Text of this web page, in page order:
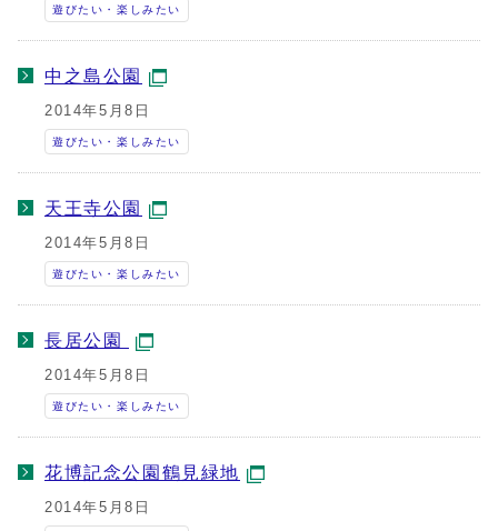
遊びたい・楽しみたい
中之島公園
2014年5月8日
遊びたい・楽しみたい
天王寺公園
2014年5月8日
遊びたい・楽しみたい
長居公園
2014年5月8日
遊びたい・楽しみたい
花博記念公園鶴見緑地
2014年5月8日